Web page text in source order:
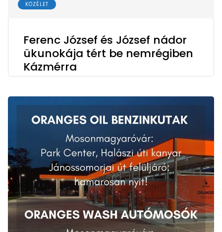
KÖZÉLET
Ferenc József és József nádor
ükunokája tért be nemrégiben
Kázmérra